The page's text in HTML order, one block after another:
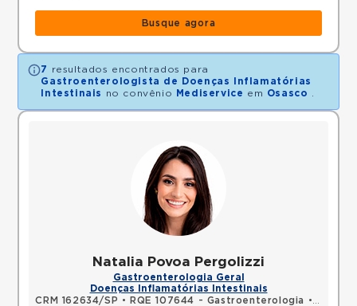
Busque agora
7
resultados encontrados para
Gastroenterologista de Doenças Inflamatórias
Intestinais
no convênio Mediservice em Osasco
Natalia Povoa Pergolizzi
Gastroenterologia Geral
Doenças Inflamatórias Intestinais
CRM 162634/SP • RQE 107644 - Gastroenterologia •